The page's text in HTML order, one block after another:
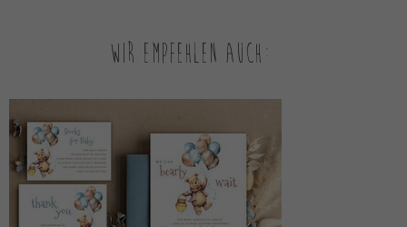
Wir empfehlen auch: